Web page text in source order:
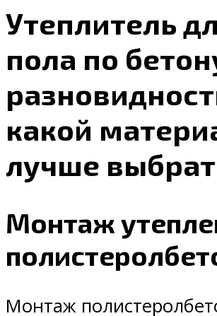
Утеплитель
пола по
какой
лучше
Монтаж
Монтаж